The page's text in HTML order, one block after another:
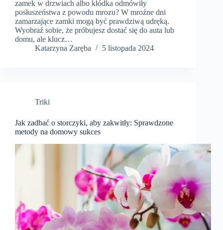
zamek w drzwiach albo kłódka odmówiły
posłuszeństwa z powodu mrozu? W mroźne dni
zamarzające zamki mogą być prawdziwą udręką.
Wyobraź sobie, że próbujesz dostać się do auta lub
domu, ale klucz…
Katarzyna Zaręba
5 listopada 2024
Triki
Jak zadbać o storczyki, aby zakwitły: Sprawdzone
metody na domowy sukces